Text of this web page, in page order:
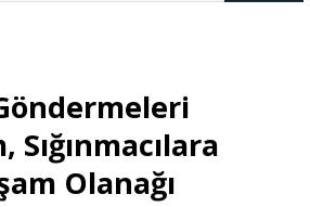
Derkenar
Sivil Toplum
Sığınmacılara
Olanağı